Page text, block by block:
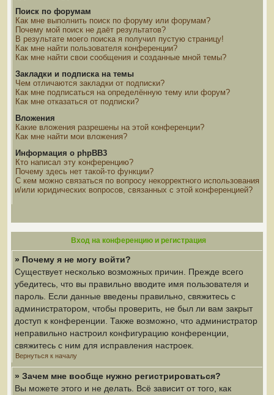
Поиск по форумам
Как мне выполнить поиск по форуму или форумам?
Почему мой поиск не даёт результатов?
В результате моего поиска я получил пустую страницу!
Как мне найти пользователя конференции?
Как мне найти свои сообщения и созданные мной темы?
Закладки и подписка на темы
Чем отличаются закладки от подписки?
Как мне подписаться на определённую тему или форум?
Как мне отказаться от подписки?
Вложения
Какие вложения разрешены на этой конференции?
Как мне найти мои вложения?
Информация о phpBB3
Кто написал эту конференцию?
Почему здесь нет такой-то функции?
С кем можно связаться по вопросу некорректного использования
и/или юридических вопросов, связанных с этой конференцией?
Вход на конференцию и регистрация
» Почему я не могу войти?
Существует несколько возможных причин. Прежде всего
убедитесь, что вы правильно вводите имя пользователя и
пароль. Если данные введены правильно, свяжитесь с
администратором, чтобы проверить, не был ли вам закрыт
доступ к конференции. Также возможно, что администратор
неправильно настроил конфигурацию конференции,
свяжитесь с ним для исправления настроек.
Вернуться к началу
» Зачем мне вообще нужно регистрироваться?
Вы можете этого и не делать. Всё зависит от того, как